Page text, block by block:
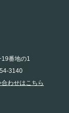
番地の1
3140
わせはこちら